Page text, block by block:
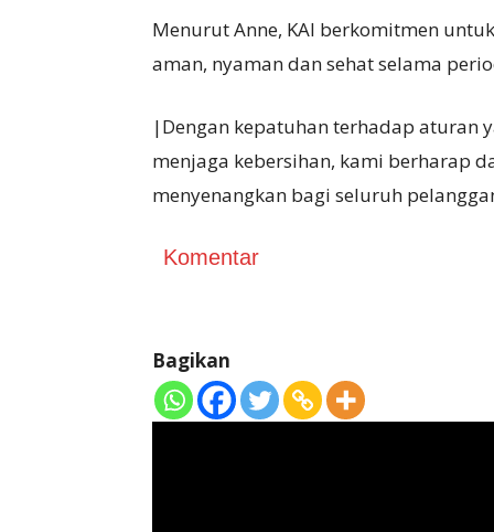
Menurut Anne, KAI berkomitmen
aman, nyaman dan sehat selama
|Dengan kepatuhan terhadap aturan
menjaga kebersihan, kami berharap
menyenangkan bagi seluruh
Komentar
Bagikan